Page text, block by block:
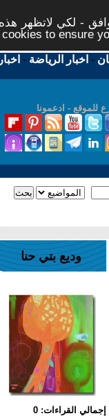
- لكي لاتظهر
to ensure
- اخبار الرياضة - اخبار
للموقع - ادعمونا
وديع بتي حنا
إجمالي القراءات: 0